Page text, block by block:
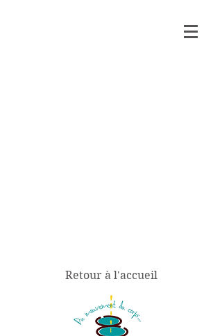
Retour à l'accueil